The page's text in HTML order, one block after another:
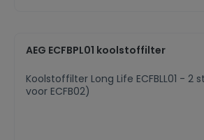
AEG ECFBPL01 koolstoffilter
Koolstoffilter Long Life ECFBLL01 -
voor ECFB02)